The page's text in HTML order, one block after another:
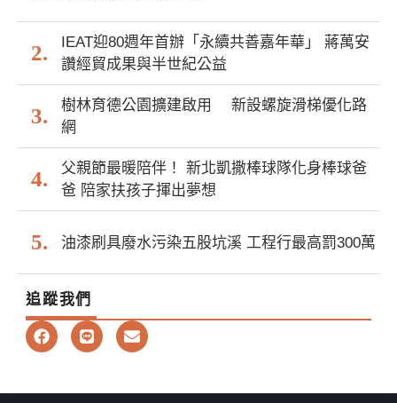
IEAT迎80週年首辦「永續共善嘉年華」 蔣萬安
讚經貿成果與半世紀公益
樹林育德公園擴建啟用 新設螺旋滑梯優化路
網
父親節最暖陪伴！ 新北凱撒棒球隊化身棒球爸
爸 陪家扶孩子揮出夢想
油漆刷具廢水污染五股坑溪 工程行最高罰300萬
追蹤我們
F
a
b
L
i
E
n
l